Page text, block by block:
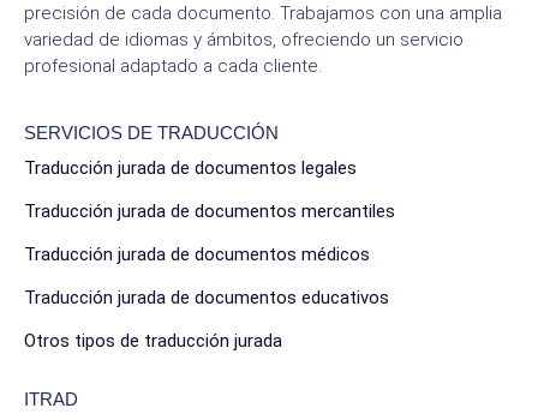
precisión de cada documento. Trabajamos con una amplia
variedad de idiomas y ámbitos, ofreciendo un servicio
profesional adaptado a cada cliente.
SERVICIOS DE TRADUCCIÓN
Traducción jurada de documentos legales
Traducción jurada de documentos mercantiles
Traducción jurada de documentos médicos
Traducción jurada de documentos educativos
Otros tipos de traducción jurada
ITRAD